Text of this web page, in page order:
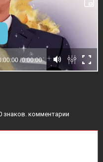
знаков. комментарии